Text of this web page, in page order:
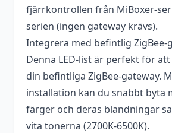
fjärrkontrollen från MiBoxer-
serien (ingen gateway krävs).
Integrera med befintlig ZigBee-
Denna LED-list är perfekt för
din befintliga ZigBee-gateway.
installation kan du snabbt byta
färger och deras blandningar
vita tonerna (2700K-6500K).